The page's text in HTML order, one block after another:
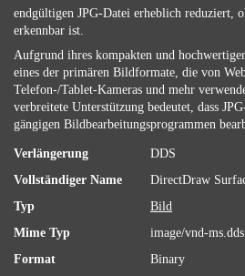
endgültigen JPG-Datei erheblich reduziert,
erkennbar ist.
Aufgrund ihres kompakten und
eines der primären Bildformate, die von
Telefon-/Tablet-Kameras und mehr
verbreitete Unterstützung bedeutet, dass
gängigen Bildbearbeitungsprogrammen
Verlängerung
DDS
Vollständiger Name
DirectDraw
Typ
Bild
Mime Typ
image/vnd-ms.dds
Format
Binary